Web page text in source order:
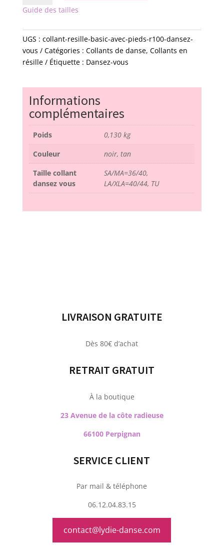
collant
basic
avec
pieds
-
-
Dansez-
vous
Guide des tailles
UGS : collant-resille-basic-avec-pieds-r100-dansez-
vous
Catégories : Collants de danse, Collants en
résille
Étiquette : Dansez-vous
Informations
complémentaires
Poids
0,130 kg
Couleur
noir, tan
Taille collant
dansez vous
SA/MA=36/40,
LA/XLA=40/44, TU
LIVRAISON GRATUITE
Dès 80€ d’achat
RETRAIT GRATUIT
À la boutique
23 Avenue de la côte radieuse
66100 Perpignan
SERVICE CLIENT
Par mail & téléphone
06.12.04.83.15
contact@lydie-danse.com